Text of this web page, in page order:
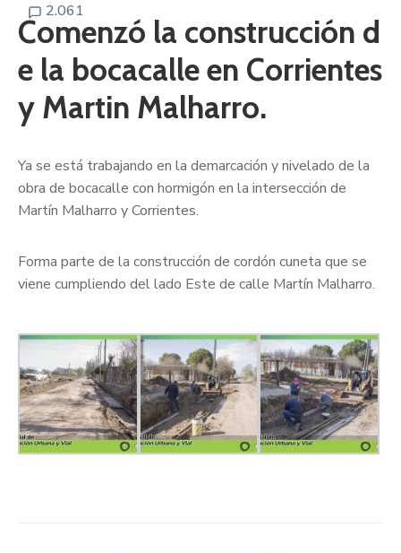
2.061
Comenzó la construcción d
e la bocacalle en Corrientes
y Martin Malharro.
Ya se está trabajando en la demarcación y nivelado de la
obra de bocacalle con hormigón en la intersección de
Martín Malharro y Corrientes.
Forma parte de la construcción de cordón cuneta que se
viene cumpliendo del lado Este de calle Martín Malharro.